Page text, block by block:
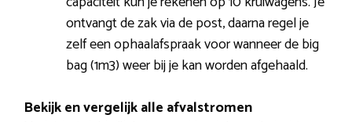
ontvangt de zak via de post, daarna regel je
zelf een ophaalafspraak voor wanneer de big
bag (1m3) weer bij je kan worden afgehaald.
Bekijk en vergelijk alle afvalstromen